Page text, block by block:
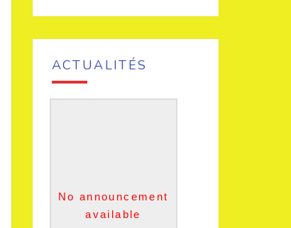
ACTUALITÉS
No announcement
available